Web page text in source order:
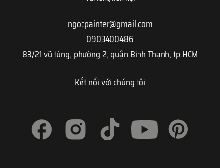
ngocpainter@gmail.com
0903400486
88/21 vũ tùng, phường 2, quận Bình Thạnh, tp.HCM
Kết nối với chúng tôi